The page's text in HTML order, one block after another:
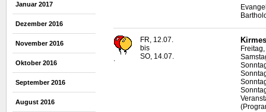
Januar 2017
Dezember 2016
November 2016
Oktober 2016
September 2016
August 2016
.
FR, 12.07.
bis
SO, 14.07.